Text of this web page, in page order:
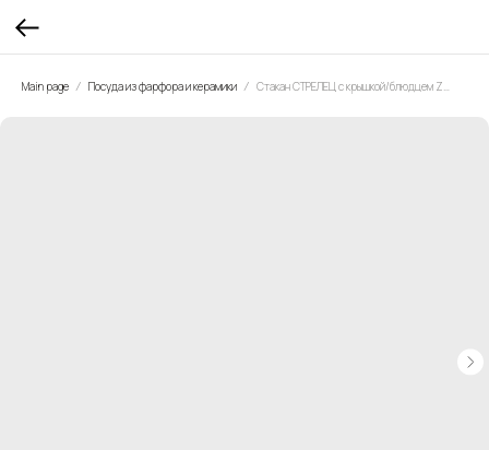
Main page Посуда из фарфора и керамики